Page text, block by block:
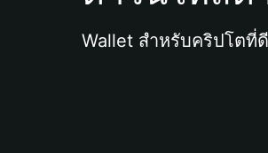
Wallet สำหรับคริปโตที่